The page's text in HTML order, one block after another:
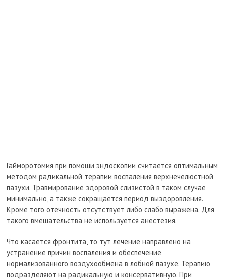
Гайморотомия при помощи эндоскопии считается оптимальным
методом радикальной терапии воспаления верхнечелюстной
пазухи. Травмирование здоровой слизистой в таком случае
минимально, а также сокращается период выздоровления.
Кроме того отечность отсутствует либо слабо выражена. Для
такого вмешательства не используется анестезия.
Что касается фронтита, то тут лечение направлено на
устранение причин воспаления и обеспечение
нормализованного воздухообмена в лобной пазухе. Терапию
подразделяют на радикальную и консервативную. При